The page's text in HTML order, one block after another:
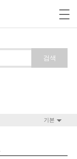
검색
기본